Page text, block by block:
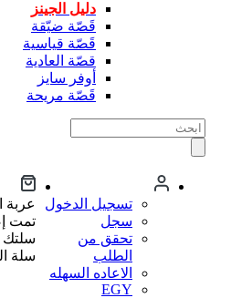
دليل الجينز
قَصّة ضيّقة
قَصّة قياسية
قصّة العادية
أوفر سايز
قَصّة مريحة
تسجيل الدخول
سجل
تحقق من
الطلب
الاعاده السهله
EGY
عربة
تمت
سلتك
سلة